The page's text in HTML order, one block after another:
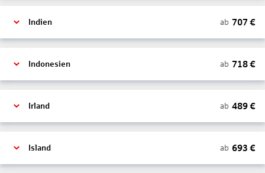
Indien ab 707 €
Indonesien ab 718€
Irland ab 489€
Island ab 693 €